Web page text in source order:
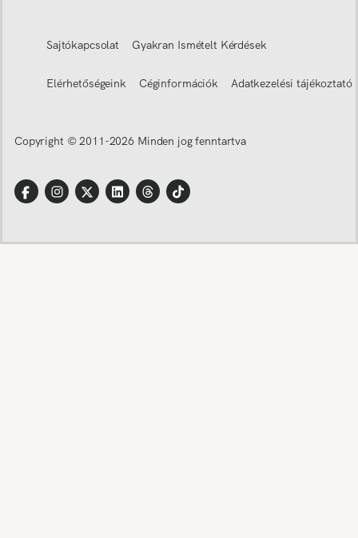
Sajtókapcsolat Gyakran Ismételt Kérdések
Elérhetőségeink Céginformációk Adatkezelési tájékoztató
Copyright © 2011-2026 Minden jog fenntartva